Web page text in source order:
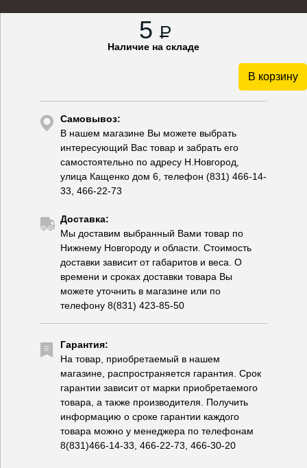
5 P
Наличие на складе
В корзину
Самовывоз:
В нашем магазине Вы можете выбрать
интересующий Вас товар и забрать его
самостоятельно по адресу Н.Новгород,
улица Кащенко дом 6, телефон (831) 466-14-
33, 466-22-73
Доставка:
Мы доставим выбранный Вами товар по
Нижнему Новгороду и области. Стоимость
доставки зависит от габаритов и веса. О
времени и сроках доставки товара Вы
можете уточнить в магазине или по
телефону 8(831) 423-85-50
Гарантия:
На товар, приобретаемый в нашем
магазине, распространяется гарантия. Срок
гарантии зависит от марки приобретаемого
товара, а также производителя. Получить
информацию о сроке гарантии каждого
товара можно у менеджера по телефонам
8(831)466-14-33, 466-22-73, 466-30-20